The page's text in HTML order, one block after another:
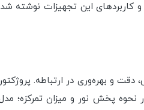
کاربردهای این تجهیزات نوشته
نحوه پخش نور و میزان